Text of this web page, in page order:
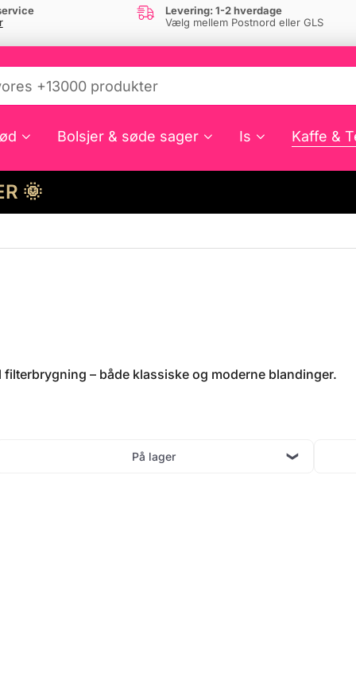
Levering: 1-2 hverdage
Vælg mellem Postnord eller GLS
Bolsjer & søde sager Is Kaffe &
🌞
– både klassiske og moderne blandinger.
På lager